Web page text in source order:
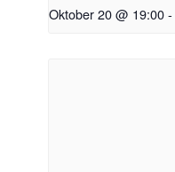
Oktober 20 @ 19:00-